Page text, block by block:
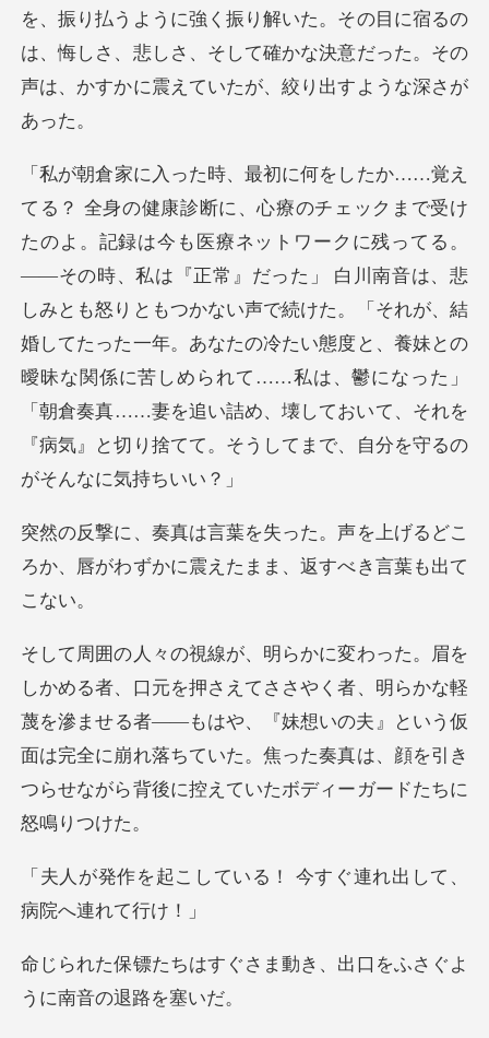
を、振り払うように強く振り解いた。その目に宿るの
は、悔しさ、悲しさ、
時、私は『正常』だった」 白川南音は、悲
しみとも怒りともつかない声で続けた。「それが、結
婚してたった一年。あなたの冷たい態度と、養妹との
曖昧な関係に苦
声を上げるどこ
ろか、唇がわずかに震
、明らかな軽
蔑を滲ませる者――もはや、『妹想いの夫』という仮
面は完全に崩れ落ちていた
いる！ 今すぐ連れ出し
さま動き、出口をふさぐよ